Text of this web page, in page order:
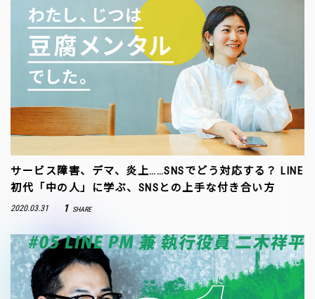
サービス障害、デマ、炎上……SNSでどう対応する？ LINE
初代「中の人」に学ぶ、SNSとの上手な付き合い方
2020.03.31 1 SHARE